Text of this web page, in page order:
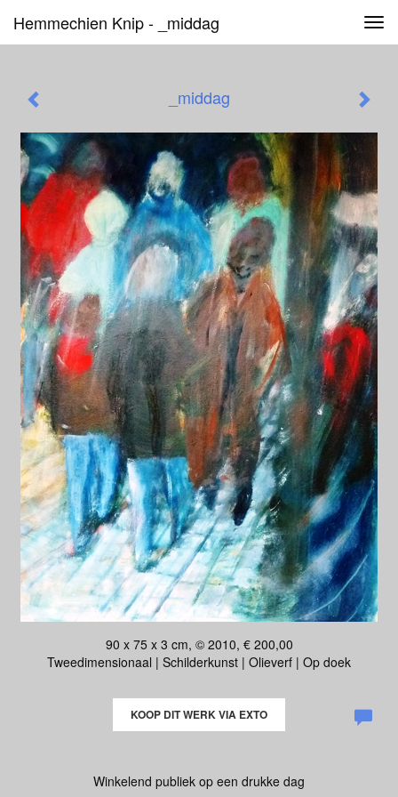
Hemmechien Knip - _middag
_middag
90 x 75 x 3 cm, © 2010, € 200,00
Tweedimensionaal | Schilderkunst | Olieverf | Op doek
KOOP DIT WERK VIA EXTO
Winkelend publiek op een drukke dag